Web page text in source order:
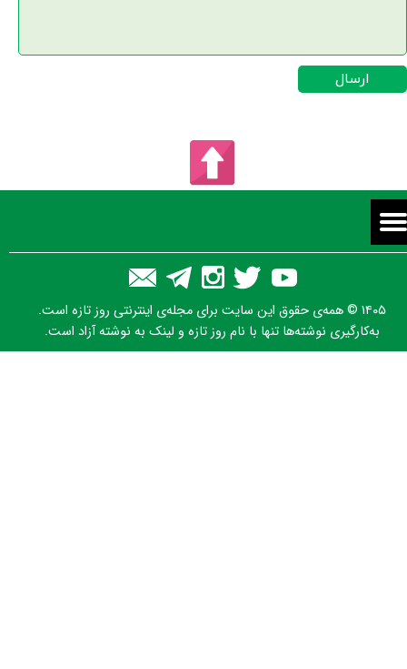
ارسال
۱۴۰۵ © همه‌ی حقوق این سایت برای مجله‌ی اینترنتی روز تازه است.
به‌کارگیری نوشته‌ها تنها با نام روز تازه و لینک به نوشته آزاد است.